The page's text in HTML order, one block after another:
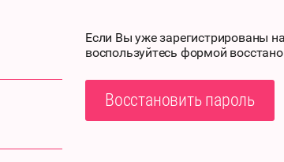
Если Вы уже зарегистрированы
воспользуйтесь формой
Восстановить пароль